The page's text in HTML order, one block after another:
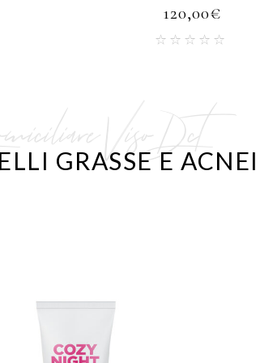
120,00€
Viso Dct
GRASSE E